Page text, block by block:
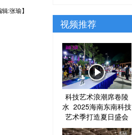
辑:张瑜】
视频推荐
科技艺术浪潮席卷陵
水 2025海南东南科技
艺术季打造夏日盛会